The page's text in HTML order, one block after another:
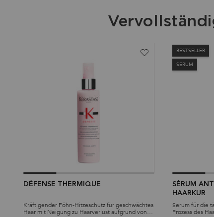
DÉFENSE THERMIQUE
Kräftigender Föhn-Hitzeschutz für geschwächtes
Haar mit Neigung zu Haarverlust aufgrund von
BESTSELLER
SERUM
SÉRUM
HAARKUR
Serum für die
Prozess des